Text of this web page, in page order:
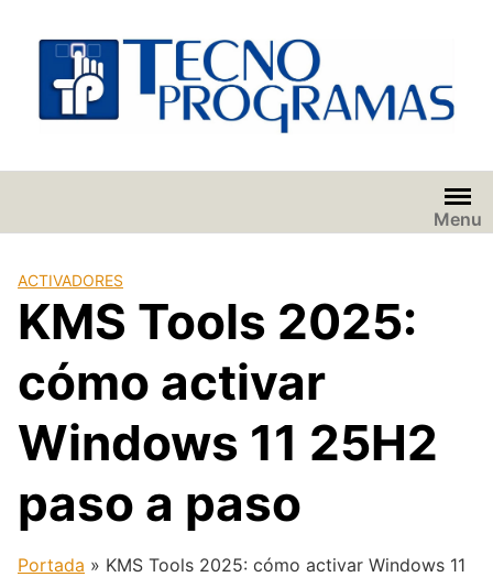
contenido
Menu
ACTIVADORES
KMS Tools 2025:
cómo activar
Windows 11 25H2
paso a paso
Portada » KMS Tools 2025: cómo activar Windows 11